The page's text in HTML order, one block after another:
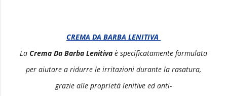
CREMA DA BARBA LENITIVA
La Crema Da Barba Lenitiva è specificatamente formulata
per aiutare a ridurre le irritazioni durante la rasatura,
grazie alle proprietà lenitive ed anti-